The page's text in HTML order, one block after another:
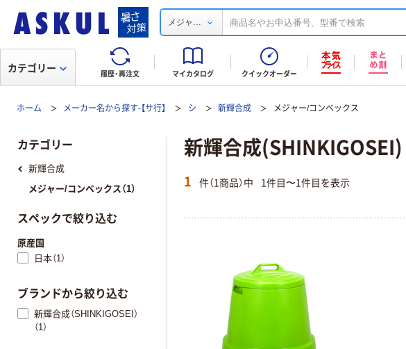
メジャ ...
履歴・再注文 マイカタログ クイックオーダー
カテゴリー
ホーム メーカー名から探す-【サ行】 シ 新輝合成 メジャー/コンベックス
新輝合成
1 件（1商品）中 1件目〜1件目を表示
カテゴリー
新輝合成
メジャー/コンベックス（1）
スペックで絞り込む
原産国
日本（1）
ブランドから絞り込む
新輝合成（SHINKIGOSEI）
（1）